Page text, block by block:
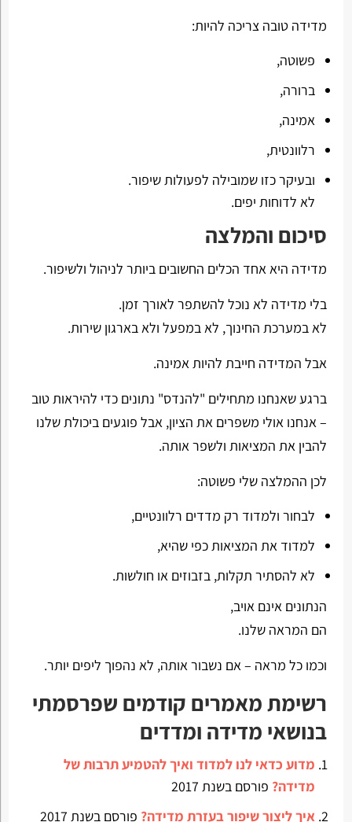
מדידה טובה צריכה להיות:
פשוטה,
ברורה,
אמינה,
רלוונטית,
ובעיקר כזו שמובילה לפעולות שיפור.
לא לדוחות יפים.
סיכום והמלצה
מדידה היא אחד הכלים החשובים ביותר לניהול ולשיפור.
בלי מדידה לא נוכל להשתפר לאורך זמן.
לא במערכת החינוך, לא במפעל ולא בארגון שירות.
אבל המדידה חייבת להיות אמינה.
ברגע שאנחנו מתחילים "להנדס" נתונים כדי להיראות טוב
– אנחנו אולי משפרים את הציון, אבל פוגעים ביכולת שלנו
להבין את המציאות ולשפר אותה.
לכן ההמלצה שלי פשוטה:
לבחור ולמדוד רק מדדים רלוונטיים,
למדוד את המציאות כפי שהיא,
לא להסתיר תקלות, בזבוזים או חולשות.
הנתונים אינם אויב,
הם המראה שלנו.
וכמו כל מראה – אם נשבור אותה, לא נהפוך ליפים יותר.
רשימת מאמרים קודמים שפרסמתי
בנושאי מדידה ומדדים
מדוע כדאי לנו למדוד ואיך להטמיע תרבות של
מדידה? פורסם בשנת 2017
איך ליצור שיפור בעזרת מדידה? פורסם בשנת 2017